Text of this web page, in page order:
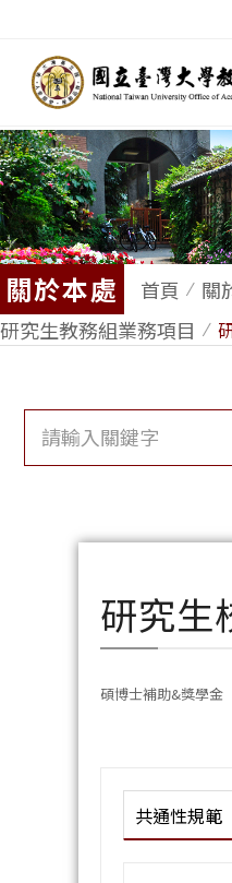
關於本處 首頁 關
研究生教務組業務項目
研究生
碩博士補助&獎學金
共通性規範